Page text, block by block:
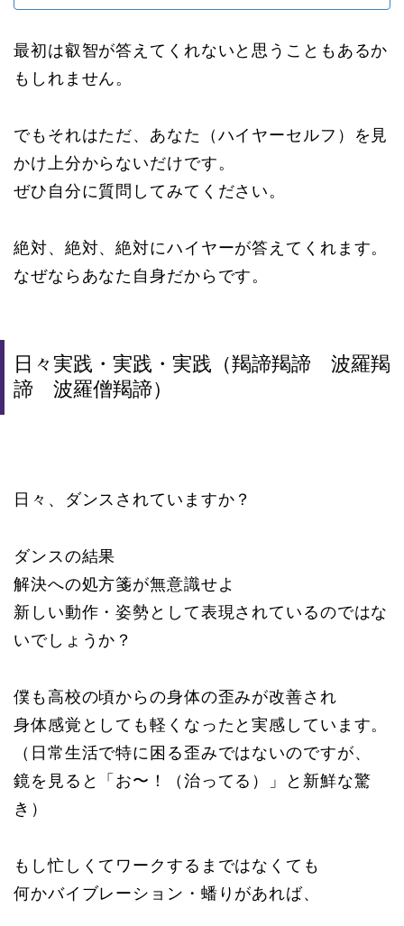
最初は叡智が答えてくれないと思うこともあるか
もしれません。
でもそれはただ、あなた（ハイヤーセルフ）を見
かけ上分からないだけです。
ぜひ自分に質問してみてください。
絶対、絶対、絶対にハイヤーが答えてくれます。
なぜならあなた自身だからです。
日々実践・実践・実践（羯諦羯諦 波羅羯
諦 波羅僧羯諦）
日々、ダンスされていますか？
ダンスの結果
解決への処方箋が無意識せよ
新しい動作・姿勢として表現されているのではな
いでしょうか？
僕も高校の頃からの身体の歪みが改善され
身体感覚としても軽くなったと実感しています。
（日常生活で特に困る歪みではないのですが、
鏡を見ると「お〜！（治ってる）」と新鮮な驚
き）
もし忙しくてワークするまではなくても
何かバイブレーション・蟠りがあれば、